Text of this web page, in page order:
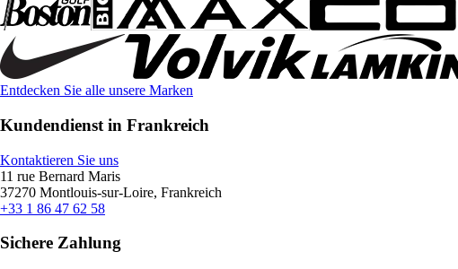
Entdecken Sie alle unsere Marken
Kundendienst in Frankreich
Kontaktieren Sie uns
11 rue Bernard Maris
37270 Montlouis-sur-Loire, Frankreich
+33 1 86 47 62 58
Sichere Zahlung